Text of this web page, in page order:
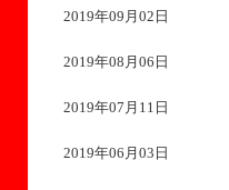
2019年09月02日
2019年08月06日
2019年07月11日
2019年06月03日